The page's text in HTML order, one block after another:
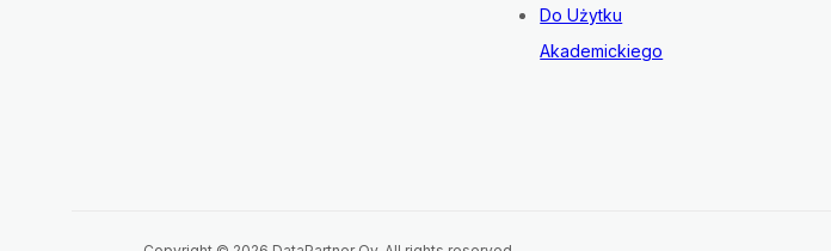
Do Użytku
Akademickiego